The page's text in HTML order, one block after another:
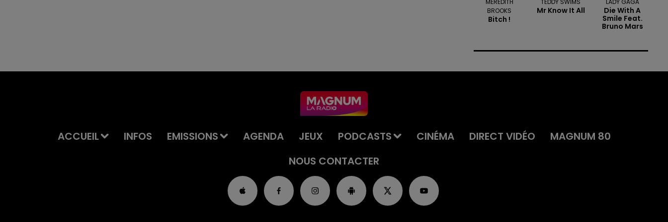
BROOKS
Bitch !
Mr Know It All
Die With A
Smile Feat.
Bruno Mars
ACCUEIL INFOS EMISSIONS AGENDA JEUX PODCASTS CINÉMA DIRECT VIDÉO
MAGNUM 80
NOUS CONTACTER